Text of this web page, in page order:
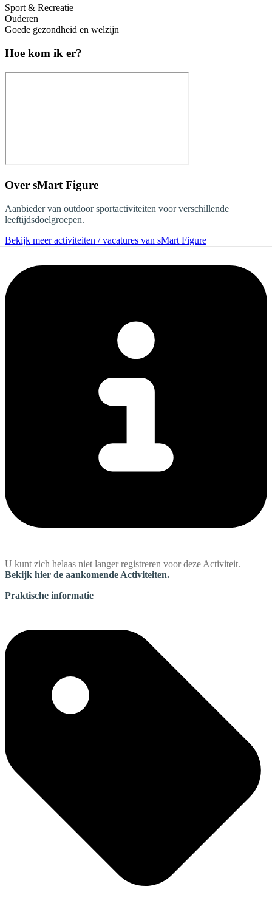
Sport & Recreatie
Ouderen
Goede gezondheid en welzijn
Hoe kom ik er?
Over sMart Figure
Aanbieder van outdoor sportactiviteiten voor verschillende
leeftijdsdoelgroepen.
Bekijk meer activiteiten / vacatures van sMart Figure
U kunt zich helaas niet langer registreren voor deze Activiteit.
Bekijk hier de aankomende Activiteiten.
Praktische informatie